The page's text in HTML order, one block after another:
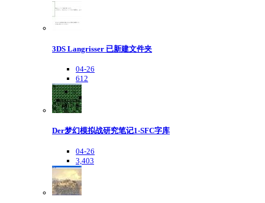
3DS Langrisser 已新建文件夹
04-26
612
Der梦幻模拟战研究笔记1-SFC字库
04-26
3,403